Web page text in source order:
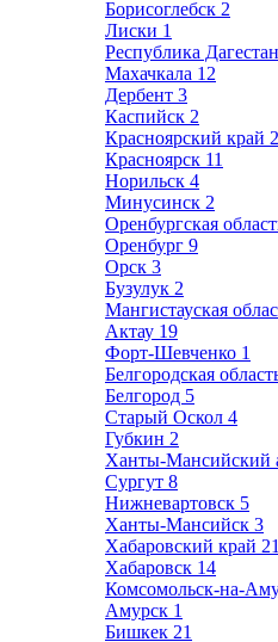
Борисоглебск 2
Лиски 1
Республика Дагестан
Махачкала 12
Дербент 3
Каспийск 2
Красноярский край
Красноярск 11
Норильск 4
Минусинск 2
Оренбургская
Оренбург 9
Орск 3
Бузулук 2
Мангистауская
Актау 19
Форт-Шевченко 1
Белгородская
Белгород 5
Старый Оскол 4
Губкин 2
Ханты-Мансийский
Сургут 8
Нижневартовск 5
Ханты-Мансийск 3
Хабаровский край 21
Хабаровск 14
Комсомольск-на-
Амурск 1
Бишкек 21